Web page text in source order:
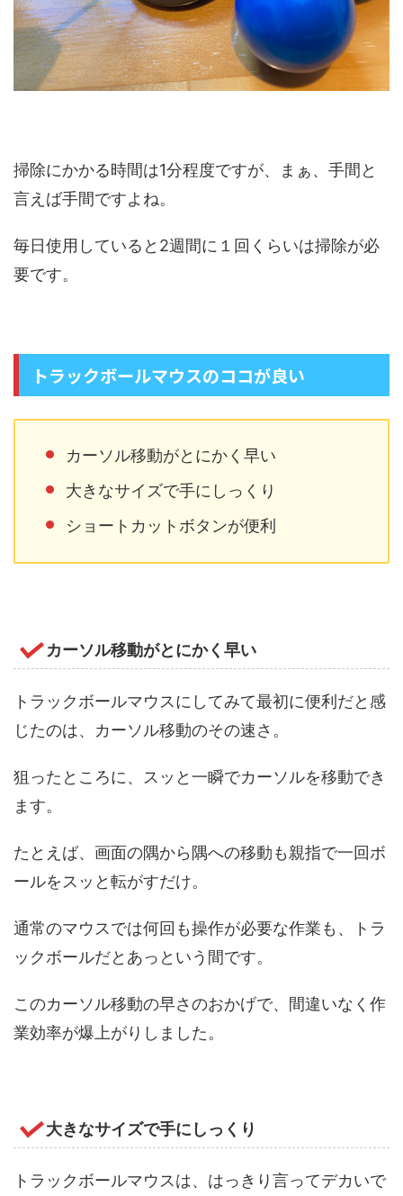
掃除にかかる時間は1分程度ですが、まぁ、手間と
言えば手間ですよね。
毎日使用していると2週間に１回くらいは掃除が必
要です。
トラックボールマウスのココが良い
カーソル移動がとにかく早い
大きなサイズで手にしっくり
ショートカットボタンが便利
カーソル移動がとにかく早い
トラックボールマウスにしてみて最初に便利だと感
じたのは、カーソル移動のその速さ。
狙ったところに、スッと一瞬でカーソルを移動でき
ます。
たとえば、画面の隅から隅への移動も親指で一回ボ
ールをスッと転がすだけ。
通常のマウスでは何回も操作が必要な作業も、トラ
ックボールだとあっという間です。
このカーソル移動の早さのおかげで、間違いなく作
業効率が爆上がりしました。
大きなサイズで手にしっくり
トラックボールマウスは、はっきり言ってデカいで